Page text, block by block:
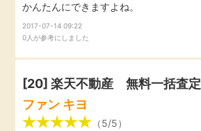
かんたんにできますよね。
2017-07-14 09:22
0人が参考にしました
[20] 楽天不動産 無料一括査定
ファン キヨ
（5/5）